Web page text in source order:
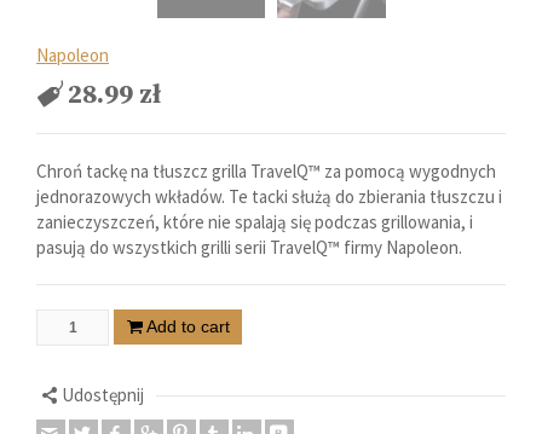
Napoleon
28.99 zł
Chroń tackę na tłuszcz grilla TravelQ™ za pomocą wygodnych
jednorazowych wkładów. Te tacki służą do zbierania tłuszczu i
zanieczyszczeń, które nie spalają się podczas grillowania, i
pasują do wszystkich grilli serii TravelQ™ firmy Napoleon.
Add to cart
Udostępnij